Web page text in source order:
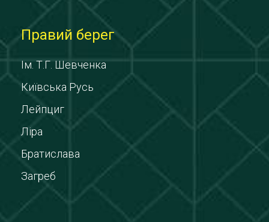
Правий берег
Ім. Т.Г. Шевченка
Київська Русь
Лейпциг
Ліра
Братислава
Загреб